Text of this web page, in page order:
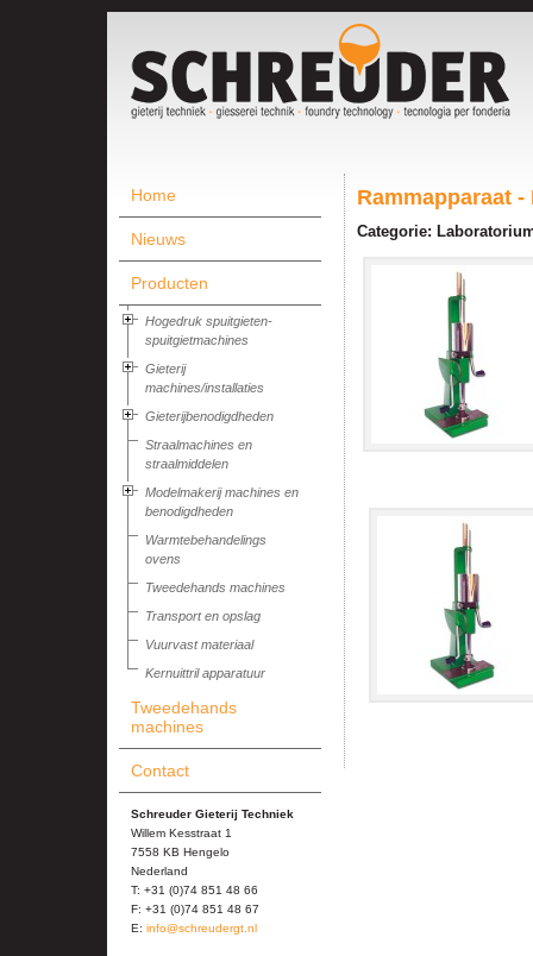
Home
Nieuws
Producten
Hogedruk spuitgieten-
spuitgietmachines
Gieterij
machines/installaties
Gieterijbenodigdheden
Straalmachines en
straalmiddelen
Modelmakerij machines en
benodigdheden
Warmtebehandelings
ovens
Tweedehands machines
Transport en opslag
Vuurvast materiaal
Kernuittril apparatuur
Tweedehands
machines
Contact
Schreuder Gieterij Techniek
Willem Kesstraat 1
7558 KB Hengelo
Nederland
T: +31 (0)74 851 48 66
F: +31 (0)74 851 48 67
E: info@schreudergt.nl
Rammapparaat
Categorie: